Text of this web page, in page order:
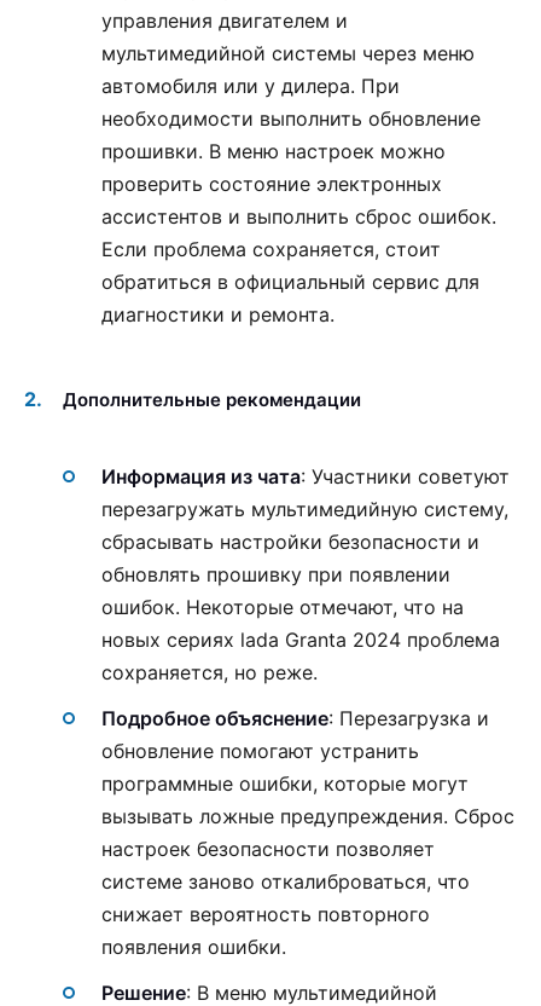
управления двигателем и
мультимедийной системы через меню
автомобиля или у дилера. При
необходимости выполнить обновление
прошивки. В меню настроек можно
проверить состояние электронных
ассистентов и выполнить сброс ошибок.
Если проблема сохраняется, стоит
обратиться в официальный сервис для
диагностики и ремонта.
Дополнительные рекомендации
Информация из чата: Участники советуют
перезагружать мультимедийную систему,
сбрасывать настройки безопасности и
обновлять прошивку при появлении
ошибок. Некоторые отмечают, что на
новых сериях lada Granta 2024 проблема
сохраняется, но реже.
Подробное объяснение: Перезагрузка и
обновление помогают устранить
программные ошибки, которые могут
вызывать ложные предупреждения. Сброс
настроек безопасности позволяет
системе заново откалиброваться, что
снижает вероятность повторного
появления ошибки.
Решение: В меню мультимедийной